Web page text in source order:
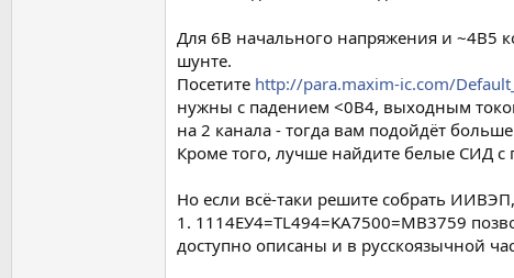
Для 6В начального напряжения и ~4В5
шунте.
Посетите http://para.maxim-ic.com/
нужны с падением <0В4, выходным
на 2 канала - тогда вам подойдёт
Кроме того, лучше найдите белые СИД с
Но если всё-таки решите собрать
1. 1114ЕУ4=TL494=KA7500=MB3759
доступно описаны и в русскоязычной